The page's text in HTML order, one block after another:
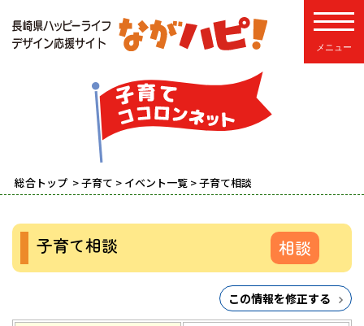
総合トップ >子育て > イベント一覧 > 子育て相談
子育て相談 相談
この情報を修正する